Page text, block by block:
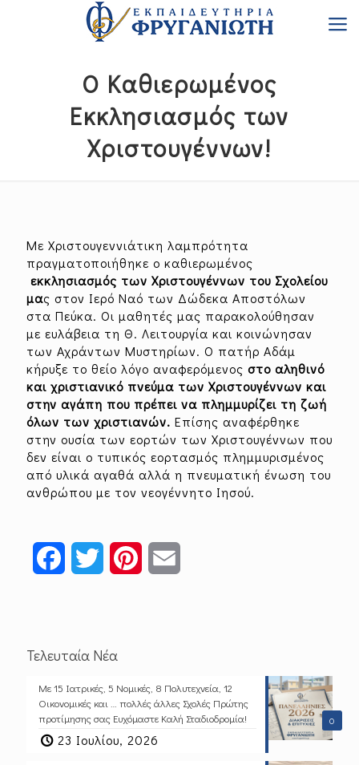
Ο Καθιερωμένος
Εκκλησιασμός των
Χριστουγέννων!
Με Xριστουγεννιάτικη λαμπρότητα
πραγματοποιήθηκε ο καθιερωμένος
εκκλησιασμός των Χριστουγέννων του Σχολείου
μας στον Ιερό Ναό των Δώδεκα Αποστόλων
στα Πεύκα. Οι μαθητές μας παρακολούθησαν
με ευλάβεια τη Θ. Λειτουργία και κοινώνησαν
των Αχράντων Μυστηρίων. Ο πατήρ Αδάμ
κήρυξε το θείο λόγο αναφερόμενος στο αληθινό
και χριστιανικό πνεύμα των Χριστουγέννων και
στην αγάπη που πρέπει να πλημμυρίζει τη ζωή
όλων των χριστιανών. Επίσης αναφέρθηκε
στην ουσία των εορτών των Χριστουγέννων που
δεν είναι ο τυπικός εορτασμός πλημμυρισμένος
από υλικά αγαθά αλλά η πνευματική ένωση του
ανθρώπου με τον νεογέννητο Ιησού.
FacebookTwitter Pinterest
Τελευταία Νέα
0
Με 15 Ιατρικές, 5 Νομικές, 8 Πολυτεχνεία, 12
Οικονομικές και … πολλές άλλες Σχολές Πρώτης
προτίμησης σας Ευχόμαστε Καλή Σταδιοδρομία!
23 Ιουλίου, 2026